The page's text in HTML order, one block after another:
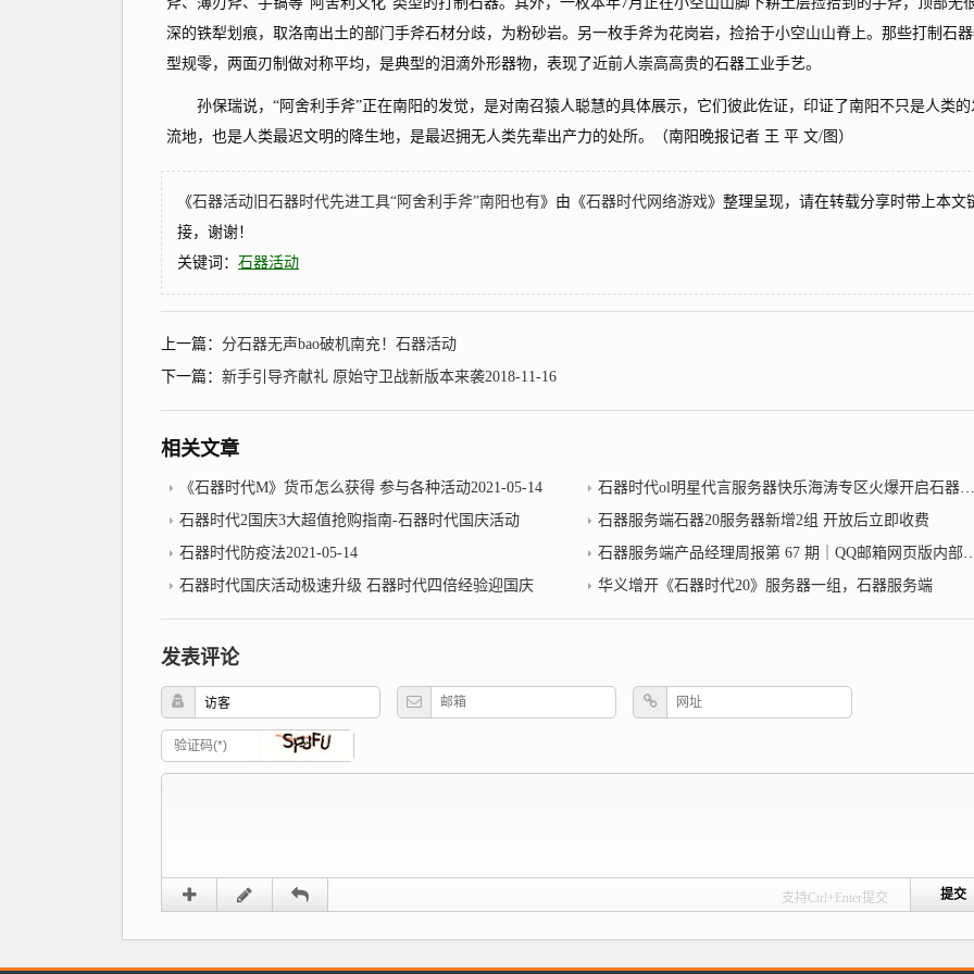
深的铁犁划痕，取洛南出土的部门手斧石材分歧，为粉砂岩。另一枚手斧为花岗岩，捡拾于小空山山脊上。那些打制石
型规零，两面刃制做对称平均，是典型的泪滴外形器物，表现了近前人崇高高贵的石器工业手艺。
孙保瑞说，“阿舍利手斧”正在南阳的发觉，是对南召猿人聪慧的具体展示，它们彼此佐证，印证了南阳不只是人类的
流地，也是人类最迟文明的降生地，是最迟拥无人类先辈出产力的处所。（南阳晚报记者 王 平 文/图）
《石器活动旧石器时代先进工具“阿舍利手斧”南阳也有》由《石器时代网络游戏》整理呈现，请在转载分享时带上本文
接，谢谢！
关键词： 石器活动
上一篇： 分石器无声bao破机南充！石器活动
下一篇： 新手引导齐献礼 原始守卫战新版本来袭2018-11-16
相关文章
《石器时代M》货币怎么获得 参与各种活动2021-05-14
石器时代ol明星代言服务器快乐海涛专区火爆开启石器服务端
石器时代2国庆3大超值抢购指南-石器时代国庆活动
石器服务端石器20服务器新增2组 开放后立即收费
石器时代防疫法2021-05-14
石器服务端产品经理周报第 67 期｜QQ邮箱网页版内部服务器错误；抖音建议用腾讯系账号登录的用户更改抖音头像昵称
石器时代国庆活动极速升级 石器时代四倍经验迎国庆
华义增开《石器时代20》服务器一组，石器服务端
发表评论
支持Ctrl+Enter提交